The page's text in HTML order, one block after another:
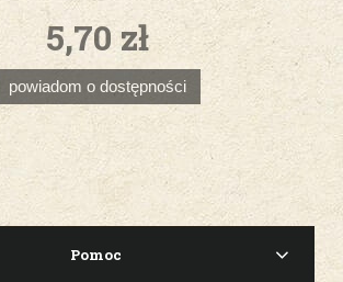
5,70 zł
powiadom o dostępności
Pomoc